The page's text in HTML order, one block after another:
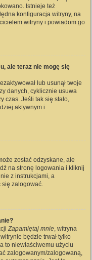
Istnieje też
konfiguracja witryny, na
witryny i powiadom go
ale teraz nie mogę się
lub usunął twoje
danych, cyklicznie usuwa
czas. Jeśli tak się stało,
aktywnym i
zostać odzyskane, ale
na stronę logowania i kliknij
z instrukcjami, a
się zalogować.
Zapamiętaj mnie, witryna
będzie trwał tylko
to niewłaściwemu użyciu
zalogowanym/zalogowaną,